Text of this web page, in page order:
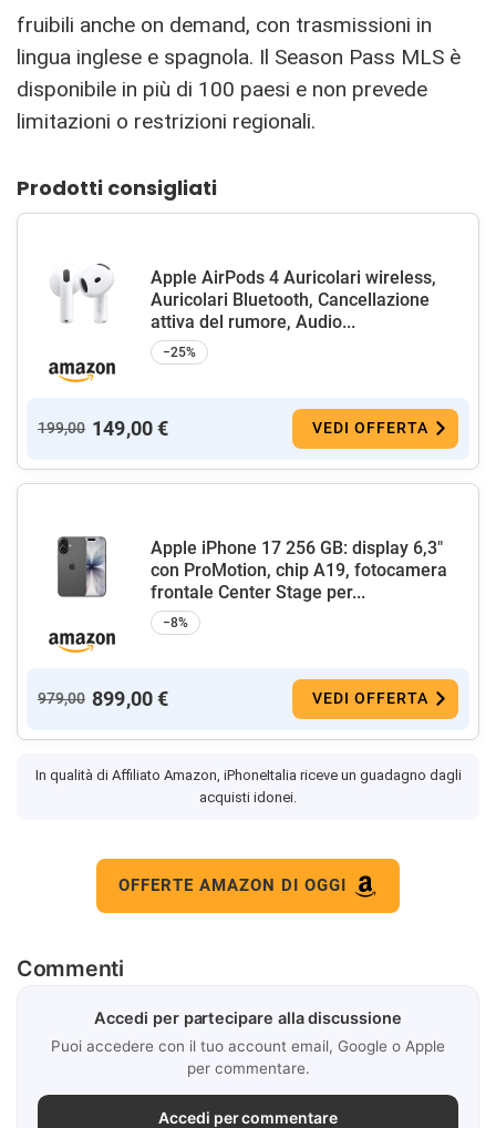
fruibili anche on demand, con trasmissioni in
lingua inglese e spagnola. Il Season Pass MLS è
disponibile in più di 100 paesi e non prevede
limitazioni o restrizioni regionali.
Prodotti consigliati
Apple AirPods 4 Auricolari wireless,
Auricolari Bluetooth, Cancellazione
attiva del rumore, Audio...
−25%
199,00 149,00 € VEDI OFFERTA
Apple iPhone 17 256 GB: display 6,3"
con ProMotion, chip A19, fotocamera
frontale Center Stage per...
−8%
979,00 899,00 € VEDI OFFERTA
In qualità di Affiliato Amazon, iPhoneItalia riceve un guadagno dagli
acquisti idonei.
OFFERTE AMAZON DI OGGI
Commenti
Accedi per partecipare alla discussione
Puoi accedere con il tuo account email, Google o Apple
per commentare.
Accedi per commentare